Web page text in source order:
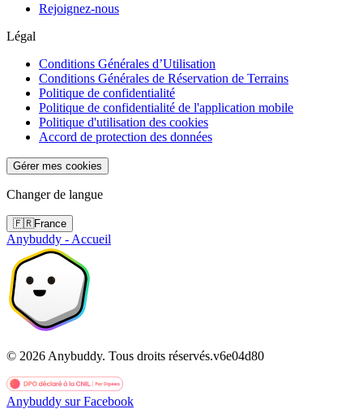
Rejoignez-nous
Légal
Conditions Générales d’Utilisation
Conditions Générales de Réservation de Terrains
Politique de confidentialité
Politique de confidentialité de l'application mobile
Politique d'utilisation des cookies
Accord de protection des données
Gérer mes cookies
Changer de langue
🇫🇷France
Anybuddy - Accueil
© 2026 Anybuddy. Tous droits réservés.v6e04d80
Anybuddy sur Facebook